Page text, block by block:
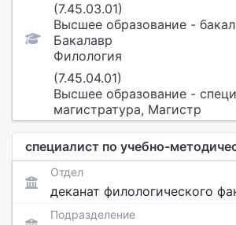
(7.45.03.01)
Высшее образование -
Бакалавр
Филология
(7.45.04.01)
Высшее образование -
магистратура, Магистр
специалист по учебно-
Отдел
деканат филологического
Подразделение